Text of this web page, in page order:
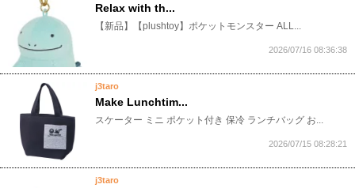
Relax with th...
​【新品】【plushtoy】ポケットモンスター ALL...
2026/07/16 08:36:38
j3taro
Make Lunchtim...
​スケーター ミニ ポケット付き 保冷 ランチバッグ お...
2026/07/15 08:28:21
j3taro